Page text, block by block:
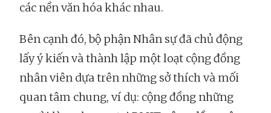
các nền văn hóa khác nhau.
Bên cạnh đó, bộ phận Nhân sự đã chủ động
lấy ý kiến và thành lập một loạt cộng đồng
nhân viên dựa trên những sở thích và mối
quan tâm chung, ví dụ: cộng đồng những